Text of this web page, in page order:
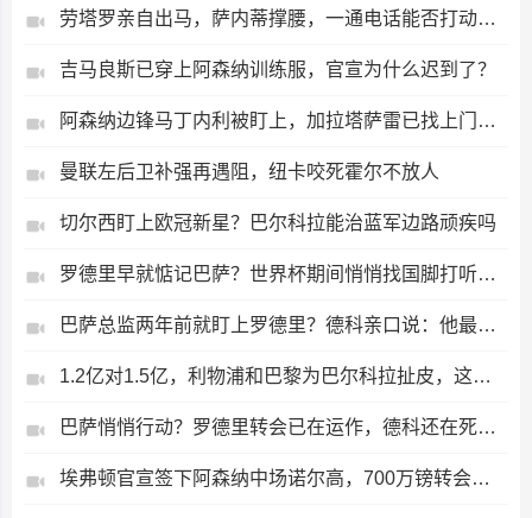
劳塔罗亲自出马，萨内蒂撑腰，一通电话能否打动罗梅罗？
吉马良斯已穿上阿森纳训练服，官宣为什么迟到了？
阿森纳边锋马丁内利被盯上，加拉塔萨雷已找上门谈判
曼联左后卫补强再遇阻，纽卡咬死霍尔不放人
切尔西盯上欧冠新星？巴尔科拉能治蓝军边路顽疾吗
罗德里早就惦记巴萨？世界杯期间悄悄找国脚打听，这事儿有实锤
巴萨总监两年前就盯上罗德里？德科亲口说：他最像布斯克茨，但曼城不放人
1.2亿对1.5亿，利物浦和巴黎为巴尔科拉扯皮，这差价真能抹平？
巴萨悄悄行动？罗德里转会已在运作，德科还在死磕阿尔瓦雷斯
埃弗顿官宣签下阿森纳中场诺尔高，700万镑转会费，合约到2028年